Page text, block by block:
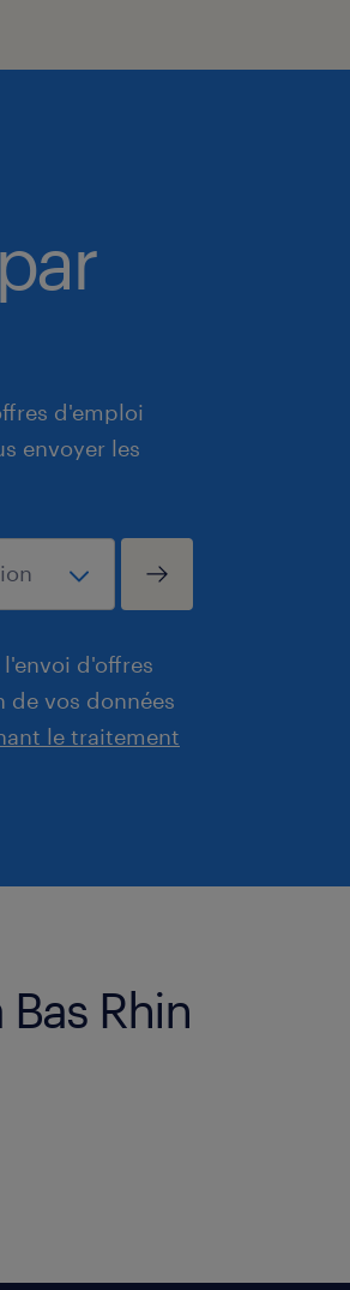
d'emploi
envoyer les
d'offres
de vos données
le traitement
Rhin